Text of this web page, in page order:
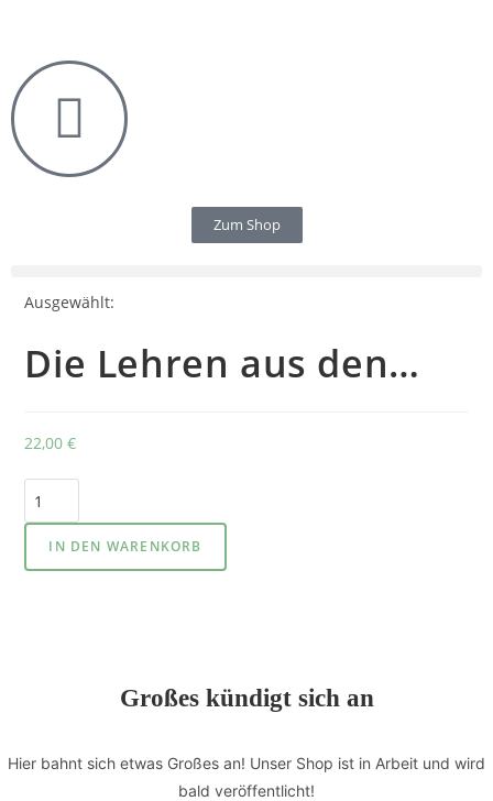
Zum Shop
Ausgewählt:
Die Lehren aus den…
22,00€
IN DEN WARENKORB
Großes kündigt sich an
Hier bahnt sich etwas Großes an! Unser Shop ist in Arbeit und wird
bald veröffentlicht!